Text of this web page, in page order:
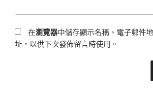
在瀏覽器中儲存顯示名稱、電子郵件
址，以供下次發佈留言時使用。